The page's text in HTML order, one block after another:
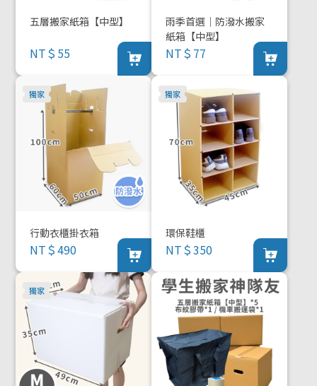
五層搬家紙箱【中型】
NT＄55
雨季首選｜防潑水搬家
紙箱【中型】
NT＄77
行動衣櫃掛衣箱
NT＄490
環保鞋櫃
NT＄350